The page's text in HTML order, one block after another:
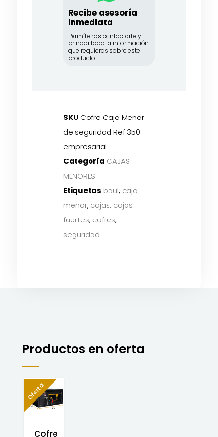
Recibe asesoría
inmediata
Permítenos contactarte y
brindar toda la información
que requieras sobre este
producto.
SKU Cofre Caja Menor
de seguridad Ref 350
empresarial
Categoría CAJAS
MENORES
Etiquetas baul, caja
menor, cajas, cajas
fuertes, cofres,
seguridad
Productos en oferta
Oferta
Cofre